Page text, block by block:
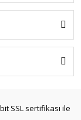
SSL sertifikası ile